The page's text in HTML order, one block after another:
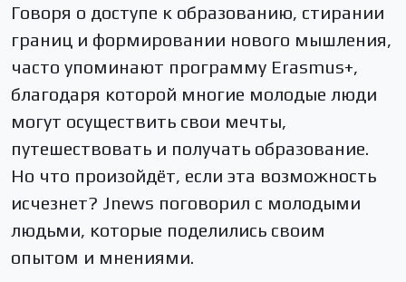
Говоря о доступе к образованию, стирании
границ и формировании нового мышления,
часто упоминают программу Erasmus+,
благодаря которой многие молодые люди
могут осуществить свои мечты,
путешествовать и получать образование.
Но что произойдёт, если эта возможность
исчезнет? Jnews поговорил с молодыми
людьми, которые поделились своим
опытом и мнениями.